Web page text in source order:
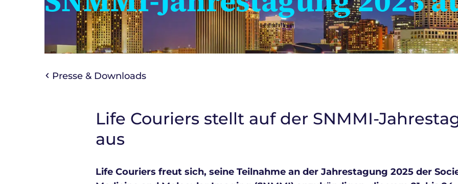
Presse & Downloads
Life Couriers stellt auf der SNMMI-
aus
Life Couriers freut sich, seine Teilnahme an der Jahrestagung 2025 der